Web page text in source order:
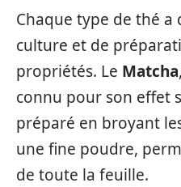
Chaque type de thé a
culture et de
propriétés. Le Matcha
connu pour son effet
préparé en broyant
une fine poudre,
de toute la feuille.